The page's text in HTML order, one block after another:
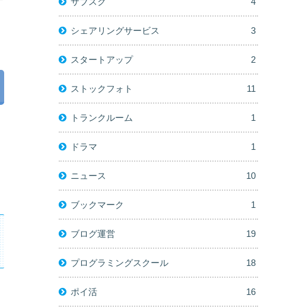
シェアリングサービス 3
スタートアップ 2
ストックフォト 11
トランクルーム 1
ドラマ 1
ニュース 10
ブックマーク 1
ブログ運営 19
プログラミングスクール 18
ポイ活 16